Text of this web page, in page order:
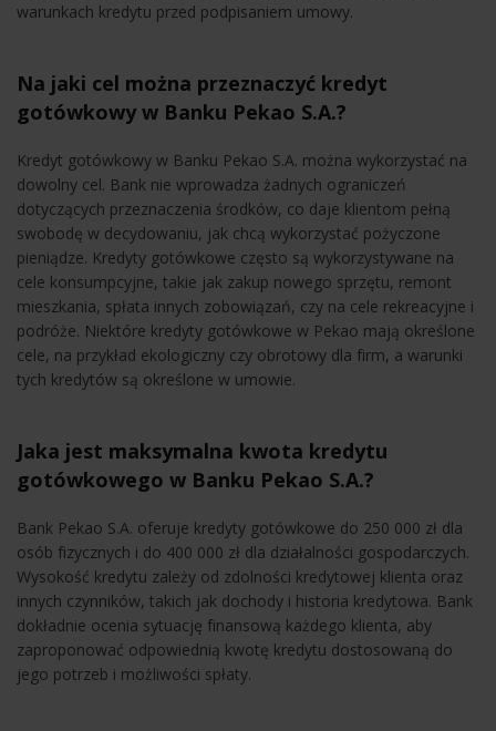
warunkach kredytu przed podpisaniem umowy.
Na jaki cel można przeznaczyć kredyt
gotówkowy w Banku Pekao S.A.?
Kredyt gotówkowy w Banku Pekao S.A. można wykorzystać na
dowolny cel. Bank nie wprowadza żadnych ograniczeń
dotyczących przeznaczenia środków, co daje klientom pełną
swobodę w decydowaniu, jak chcą wykorzystać pożyczone
pieniądze. Kredyty gotówkowe często są wykorzystywane na
cele konsumpcyjne, takie jak zakup nowego sprzętu, remont
mieszkania, spłata innych zobowiązań, czy na cele rekreacyjne i
podróże. Niektóre kredyty gotówkowe w Pekao mają określone
cele, na przykład ekologiczny czy obrotowy dla firm, a warunki
tych kredytów są określone w umowie.
Jaka jest maksymalna kwota kredytu
gotówkowego w Banku Pekao S.A.?
Bank Pekao S.A. oferuje kredyty gotówkowe do 250 000 zł dla
osób fizycznych i do 400 000 zł dla działalności gospodarczych.
Wysokość kredytu zależy od zdolności kredytowej klienta oraz
innych czynników, takich jak dochody i historia kredytowa. Bank
dokładnie ocenia sytuację finansową każdego klienta, aby
zaproponować odpowiednią kwotę kredytu dostosowaną do
jego potrzeb i możliwości spłaty.